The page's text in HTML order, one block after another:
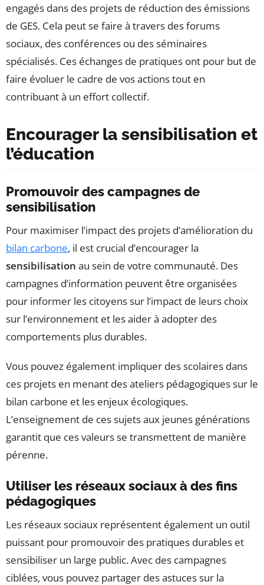
engagés dans des projets de réduction des émissions
de GES. Cela peut se faire à travers des forums
sociaux, des conférences ou des séminaires
spécialisés. Ces échanges de pratiques ont pour but de
faire évoluer le cadre de vos actions tout en
contribuant à un effort collectif.
Encourager la sensibilisation et
l’éducation
Promouvoir des campagnes de
sensibilisation
Pour maximiser l’impact des projets d’amélioration du
bilan carbone, il est crucial d’encourager la
sensibilisation au sein de votre communauté. Des
campagnes d’information peuvent être organisées
pour informer les citoyens sur l’impact de leurs choix
sur l’environnement et les aider à adopter des
comportements plus durables.
Vous pouvez également impliquer des scolaires dans
ces projets en menant des ateliers pédagogiques sur le
bilan carbone et les enjeux écologiques.
L’enseignement de ces sujets aux jeunes générations
garantit que ces valeurs se transmettent de manière
pérenne.
Utiliser les réseaux sociaux à des fins
pédagogiques
Les réseaux sociaux représentent également un outil
puissant pour promouvoir des pratiques durables et
sensibiliser un large public. Avec des campagnes
ciblées, vous pouvez partager des astuces sur la